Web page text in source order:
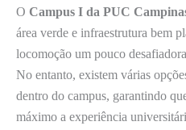
O Campus I da PUC
área verde e infraestrutura bem
locomoção um pouco
No entanto, existem várias
dentro do campus, garantindo
máximo a experiência